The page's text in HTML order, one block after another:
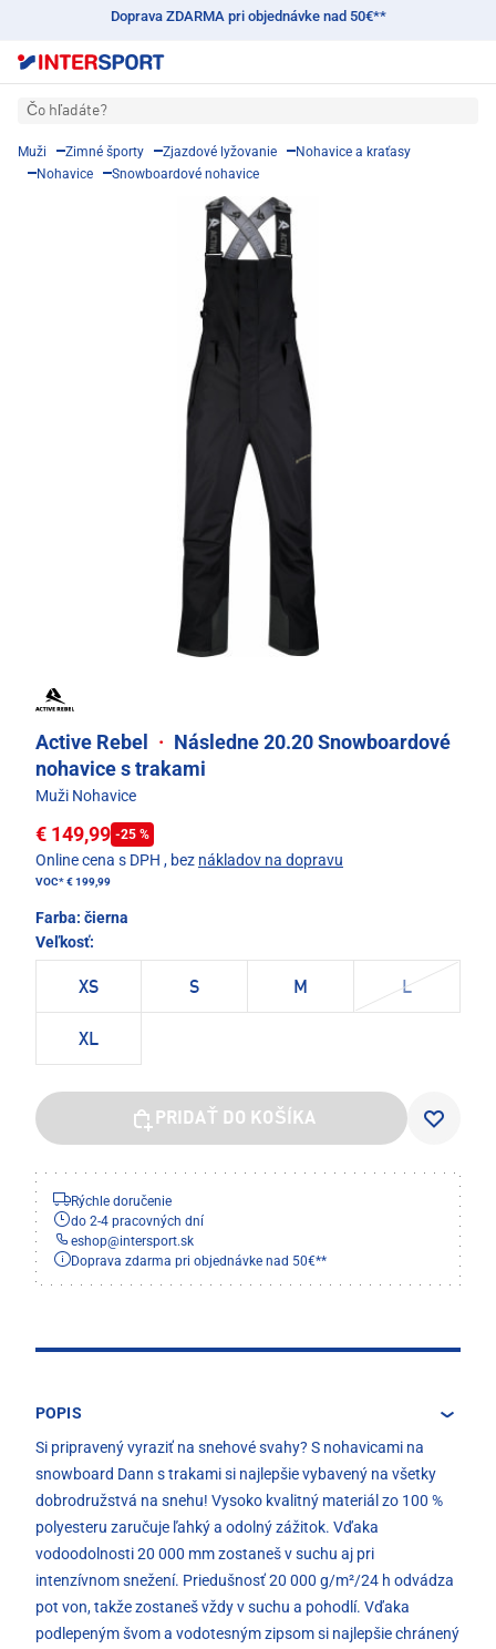
Doprava ZDARMA pri objednávke nad 50€**
Čo hľadáte?
Muži Zimné športy Zjazdové lyžovanie
Nohavice a kraťasy
Nohavice
Snowboardové nohavice
Active Rebel · Následne 20.20 Snowboardové
nohavice s trakami
Muži Nohavice
€ 149,99 -25 %
Online cena s DPH , bez nákladov na dopravu
VOC*€ 199,99
Farba: čierna
Veľkosť:
XS S M L
XL
PRIDAŤ DO KOŠÍKA
Rýchle doručenie
do 2-4 pracovných dní
eshop@intersport.sk
Doprava zdarma pri objednávke nad 50€**
POPIS
Si pripravený vyraziť na snehové svahy? S nohavicami na
snowboard Dann s trakami si najlepšie vybavený na všetky
dobrodružstvá na snehu! Vysoko kvalitný materiál zo 100 %
polyesteru zaručuje ľahký a odolný zážitok. Vďaka
vodoodolnosti 20 000 mm zostaneš v suchu aj pri
intenzívnom snežení. Priedušnosť 20 000 g/m²/24 h odvádza
pot von, takže zostaneš vždy v suchu a pohodlí. Vďaka
podlepeným švom a vodotesným zipsom si najlepšie chránený